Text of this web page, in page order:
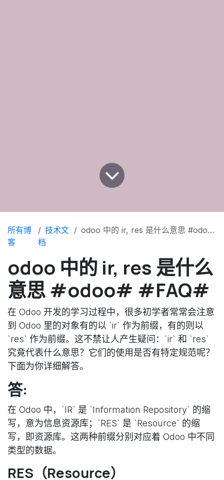
所有博
客
技术文
档
odoo 中的 ir, res 是什么意思 #odoo# #FAQ#
odoo 中的 ir, res 是什么
意思 #odoo# #FAQ#
在 Odoo 开发的学习过程中，很多初学者常常会注意
到 Odoo 里的对象有的以 `ir` 作为前缀，有的则以
`res` 作为前缀。这不禁让人产生疑问：`ir` 和 `res`
究竟代表什么意思？它们的使用是否有特定规范呢？
下面为你详细解答。
答:
在 Odoo 中，`IR` 是 `Information Repository` 的缩
写，意为信息资源库；`RES` 是 `Resource` 的缩
写，即资源库。这两种前缀分别对应着 Odoo 中不同
类型的数据。
RES（Resource）